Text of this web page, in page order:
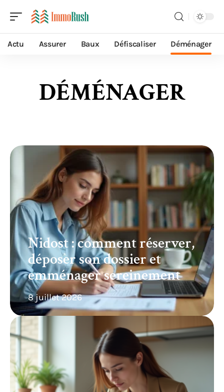
Actu Assurer Baux Défiscaliser Déménager
DÉMÉNAGER
Nidost : comment réserver,
déposer son dossier et
emménager sereinement
8 juillet 2026